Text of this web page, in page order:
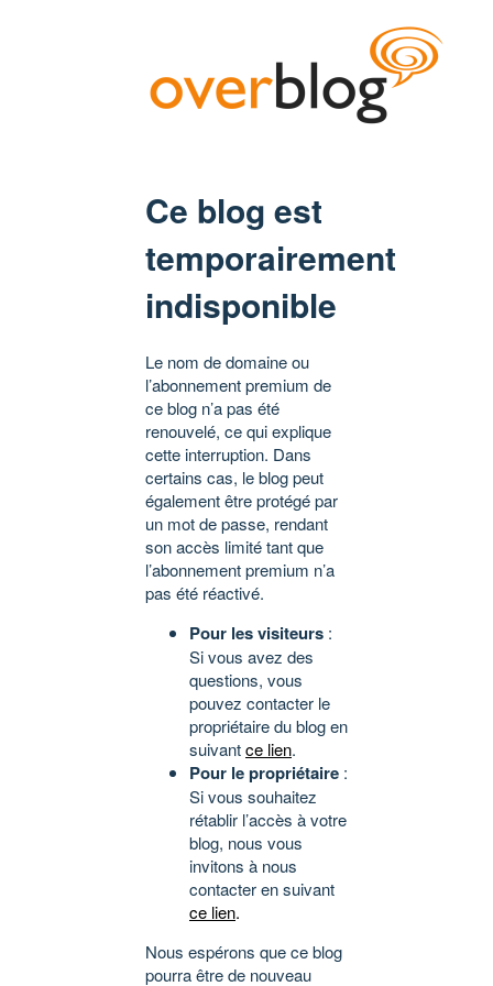
Ce blog est
temporairement
indisponible
Le nom de domaine ou
l’abonnement premium de
ce blog n’a pas été
renouvelé, ce qui explique
cette interruption. Dans
certains cas, le blog peut
également être protégé par
un mot de passe, rendant
son accès limité tant que
l’abonnement premium n’a
pas été réactivé.
Pour les visiteurs :
Si vous avez des
questions, vous
pouvez contacter le
propriétaire du blog en
suivantce lien.
Pour le propriétaire :
Si vous souhaitez
rétablir l’accès à votre
blog, nous vous
invitons à nous
contacter en suivant
ce lien.
Nous espérons que ce blog
pourra être de nouveau